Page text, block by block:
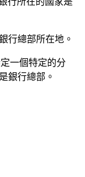
行總部所在地。
一個特定的分
銀行總部。